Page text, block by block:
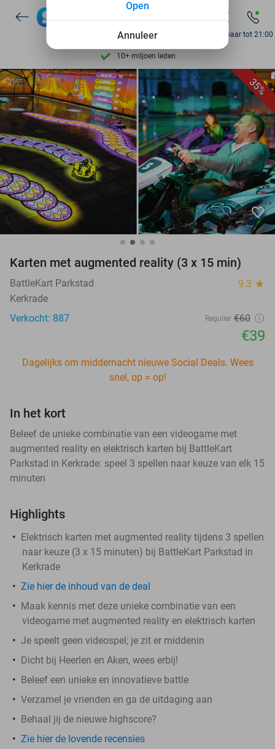
Ontdek 15.000+ deals
7 dagen per week beschikbaar
10+ miljoen leden
9,4 op basis van 206.187 reviews
Ontdek 15.000+ deals
7 dagen per week beschikbaar
10+ miljoen leden
Bereikbaar tot 21:00
35%
favorite_border
Karten met augmented reality (3 x 15 min)
BattleKart Parkstad 9.3 star
Kerkrade
Verkocht: 887
Regulier €60
€39
Dagelijks om middernacht nieuwe Social Deals. Wees
snel, op = op!
In het kort
Beleef de unieke combinatie van een videogame met
augmented reality en elektrisch karten bij BattleKart
Parkstad in Kerkrade: speel 3 spellen naar keuze van elk 15
minuten
Highlights
Elektrisch karten met augmented reality tijdens 3 spellen
naar keuze (3 x 15 minuten) bij BattleKart Parkstad in
Kerkrade
Zie hier de inhoud van de deal
Maak kennis met deze unieke combinatie van een
videogame met augmented reality en elektrisch karten
Je speelt geen videospel; je zit er middenin
Dicht bij Heerlen en Aken, wees erbij!
Beleef een unieke en innovatieve battle
Verzamel je vrienden en ga de uitdaging aan
Behaal jij de nieuwe highscore?
Zie hier de lovende recensies
Annuleer
Open